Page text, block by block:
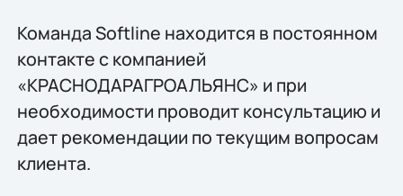
Команда Softline находится в постоянном
контакте с компанией
«КРАСНОДАРАГРОАЛЬЯНС» и при
необходимости проводит консультацию и
дает рекомендации по текущим вопросам
клиента.